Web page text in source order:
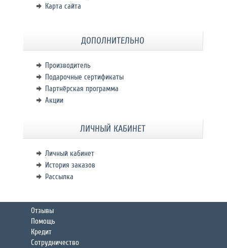
Карта сайта
ДОПОЛНИТЕЛЬНО
Производитель
Подарочные сертификаты
Партнёрская программа
Акции
ЛИЧНЫЙ КАБИНЕТ
Личный кабинет
История заказов
Рассылка
Отзывы
Помощь
Кредит
Сотрудничество